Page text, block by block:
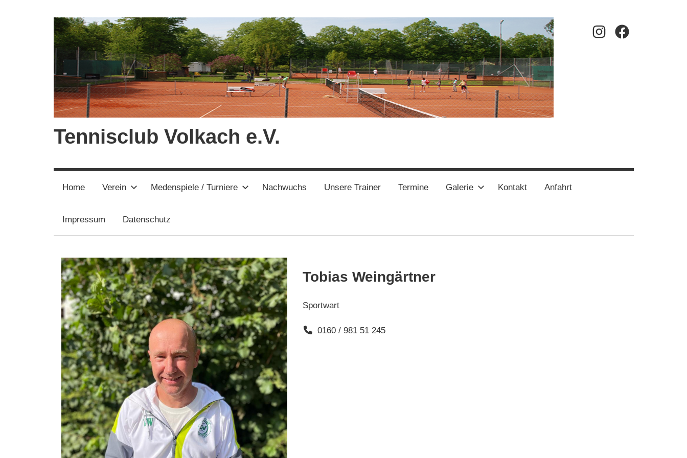
Tennisclub Volkach e.V.
InstagramFacebook
Home Verein Medenspiele / Turniere Nachwuchs Unsere Trainer Termine Galerie Kontakt Anfahrt
Impressum Datenschutz
Tobias Weingärtner
Sportwart
0160 / 981 51 245